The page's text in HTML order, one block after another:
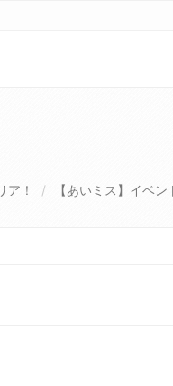
ア！ 【あいミス】イベ